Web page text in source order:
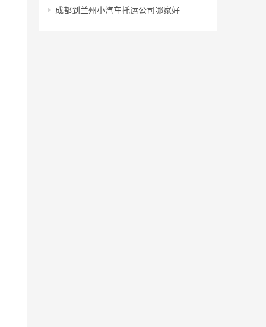
成都到兰州小汽车托运公司哪家好